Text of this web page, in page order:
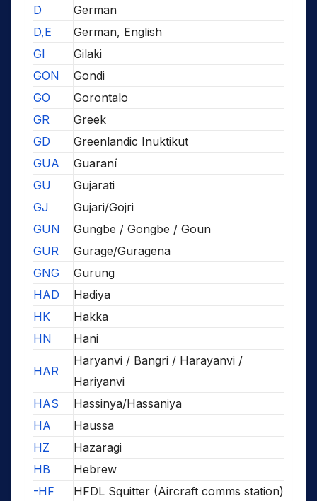
D
German
D,E
German, English
GI
Gilaki
GON
Gondi
GO
Gorontalo
GR
Greek
GD
Greenlandic Inuktikut
GUA
Guaraní
GU
Gujarati
GJ
Gujari/Gojri
GUN
Gungbe / Gongbe / Goun
GUR
Gurage/Guragena
GNG
Gurung
HAD
Hadiya
HK
Hakka
HN
Hani
HAR
Haryanvi / Bangri / Harayanvi /
Hariyanvi
HAS
Hassinya/Hassaniya
HA
Haussa
HZ
Hazaragi
HB
Hebrew
-HF
HFDL Squitter (Aircraft comms station)